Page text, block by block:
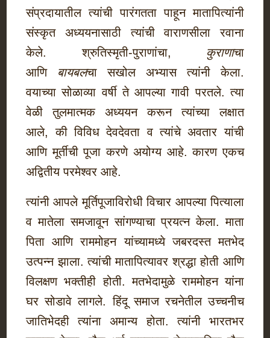
संप्रदायातील त्यांची पारंगतता पाहून मातापित्यांनी
संस्कृत अध्ययनासाठी त्यांची वाराणसीला रवाना
केले. श्रुतिस्मृती-पुराणांचा, कुराणाचा
आणि बायबलचा सखोल अभ्यास त्यांनी केला.
वयाच्या सोळाव्या वर्षी ते आपल्या गावी परतले. त्या
वेळी तुलमात्मक अध्ययन करून त्यांच्या लक्षात
आले, की विविध देवदेवता व त्यांचे अवतार यांची
आणि मूर्तीची पूजा करणे अयोग्य आहे. कारण एकच
अद्वितीय परमेश्वर आहे.
त्यांनी आपले मूर्तिपूजाविरोधी विचार आपल्या पित्याला
व मातेला समजावून सांगण्याचा प्रयत्न केला. माता
पिता आणि राममोहन यांच्यामध्ये जबरदस्त मतभेद
उत्पन्न झाला. त्यांची मातापित्यावर श्रद्धा होती आणि
विलक्षण भक्तीही होती. मतभेदामुळे राममोहन यांना
घर सोडावे लागले. हिंदू समाज रचनेतील उच्चनीच
जातिभेदही त्यांना अमान्य होता. त्यांनी भारतभर